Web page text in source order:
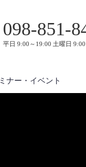
098-851-
平日 9:00～19:00 土曜日
ナー・イベント